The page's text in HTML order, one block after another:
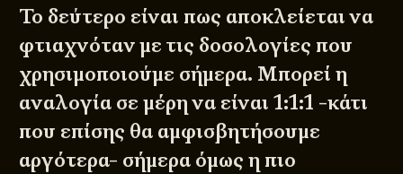
Το δεύτερο είναι πως αποκλείεται να
φτιαχνόταν με τις δοσολογίες που
χρησιμοποιούμε σήμερα. Μπορεί η
αναλογία σε μέρη να είναι 1:1:1 -κάτι
που επίσης θα αμφισβητήσουμε
αργότερα- σήμερα όμως η πιο